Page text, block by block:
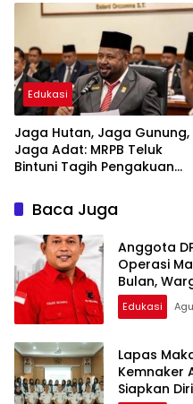
Edukasi
Jaga Hutan, Jaga Gunung,
Jaga Adat: MRPB Teluk
Bintuni Tagih Pengakuan
Baca Juga
Anggota
Operasi
Bulan,
Edukasi
Lapas
Kemnaker
Siapkan